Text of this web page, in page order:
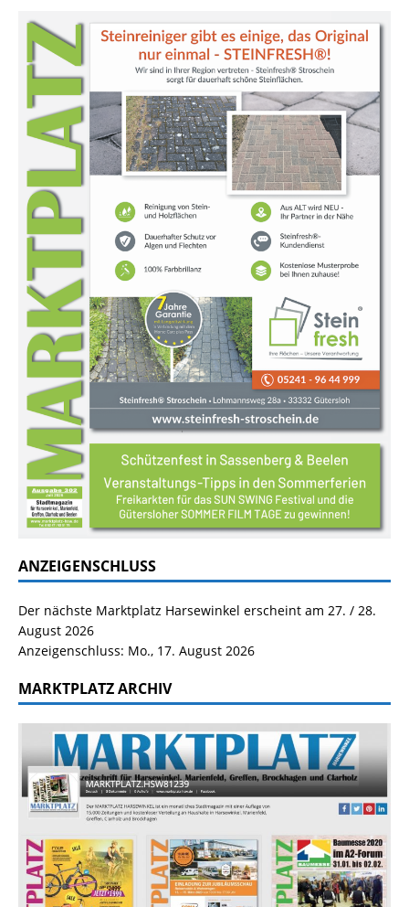
ANZEIGENSCHLUSS
Der nächste Marktplatz Harsewinkel erscheint am 27. / 28.
August 2026
Anzeigenschluss: Mo., 17. August 2026
MARKTPLATZ ARCHIV